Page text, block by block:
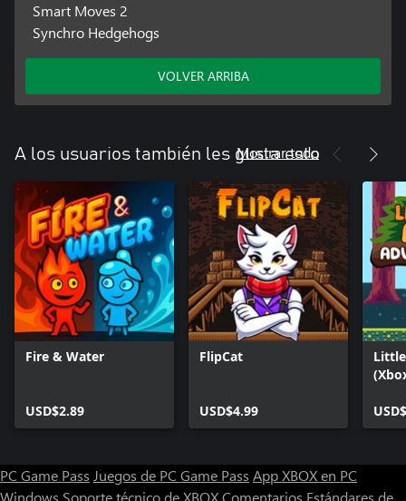
Smart Moves 2
Synchro Hedgehogs
VOLVER ARRIBA
A los usuarios también les gusta esto
Mostrar todo
Fire & Water
USD$2.89
FlipCat
USD$4.99
PC Game Pass Juegos de PC Game Pass App XBOX en PC
Windows Soporte técnico de XBOXComentarios Estándares de